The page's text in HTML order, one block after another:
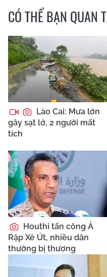
CÓ THỂ BẠN QUAN
Lào Cai: Mưa lớn
gây sạt lở, 2 người mất
tích
Houthi tấn công Ả
Rập Xê Út, nhiều dân
thường bị thương